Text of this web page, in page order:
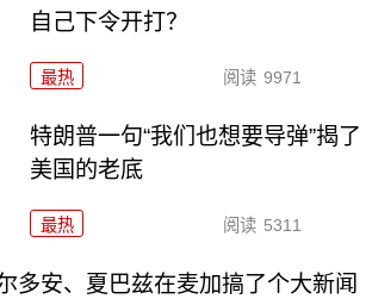
自己下令开打？
最热 阅读 9971
特朗普一句“我们也想要导弹”揭了
美国的老底
最热 阅读 5311
多安、夏巴兹在麦加搞了个大新闻